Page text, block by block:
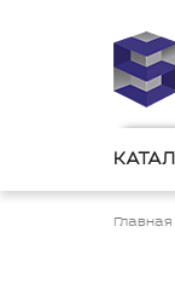
Главная